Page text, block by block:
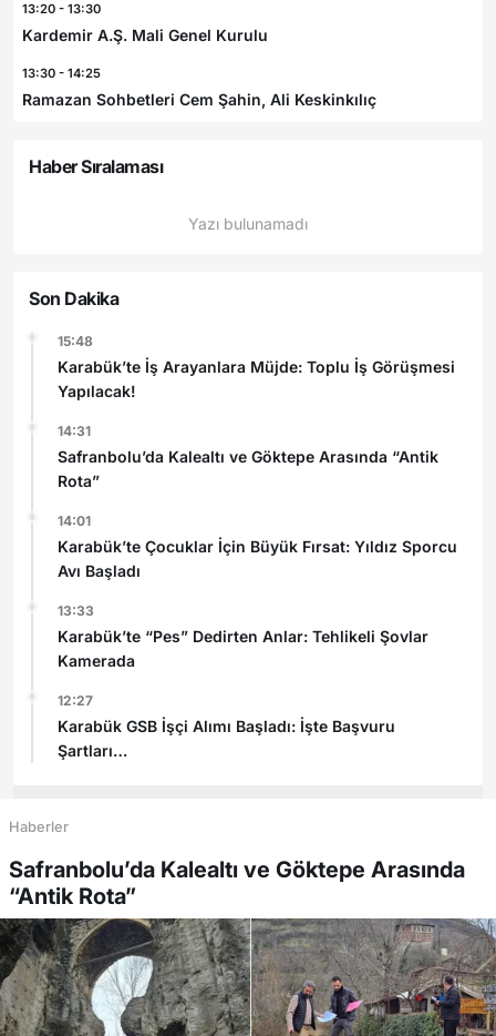
13:20 - 13:30
Kardemir A.Ş. Mali Genel Kurulu
13:30 - 14:25
Ramazan Sohbetleri Cem Şahin, Ali Keskinkılıç
Haber Sıralaması
Yazı bulunamadı
Son Dakika
15:48
Karabük’te İş Arayanlara Müjde: Toplu İş Görüşmesi
Yapılacak!
14:31
Safranbolu’da Kalealtı ve Göktepe Arasında “Antik
Rota”
14:01
Karabük’te Çocuklar İçin Büyük Fırsat: Yıldız Sporcu
Avı Başladı
13:33
Karabük’te “Pes” Dedirten Anlar: Tehlikeli Şovlar
Kamerada
12:27
Karabük GSB İşçi Alımı Başladı: İşte Başvuru
Şartları
Haberler
Safranbolu’da Kalealtı ve Göktepe Arasında
“Antik Rota”